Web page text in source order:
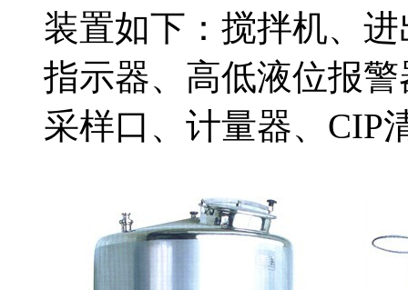
装置如下：搅拌机、
指示器、高低液位报
采样口、计量器、CIP